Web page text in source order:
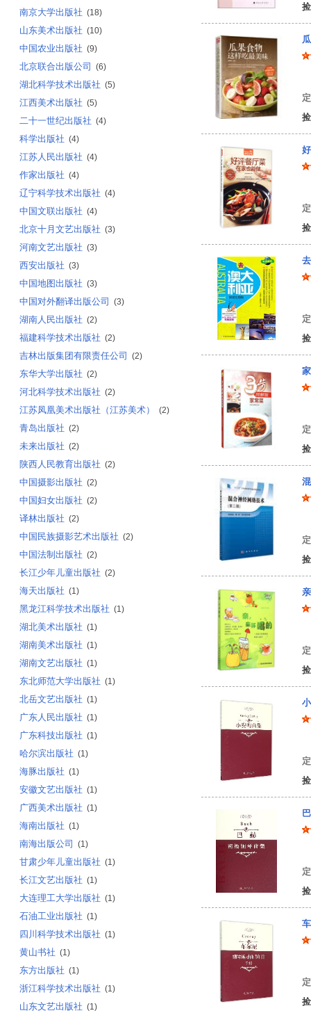
南京大学出版社 (18)
山东美术出版社 (10)
中国农业出版社 (9)
北京联合出版公司 (6)
湖北科学技术出版社 (5)
江西美术出版社 (5)
二十一世纪出版社 (4)
科学出版社 (4)
江苏人民出版社 (4)
作家出版社 (4)
辽宁科学技术出版社 (4)
中国文联出版社 (4)
北京十月文艺出版社 (3)
河南文艺出版社 (3)
西安出版社 (3)
中国地图出版社 (3)
中国对外翻译出版公司 (3)
湖南人民出版社 (2)
福建科学技术出版社 (2)
吉林出版集团有限责任公司 (2)
东华大学出版社 (2)
河北科学技术出版社 (2)
江苏凤凰美术出版社（江苏美术） (2)
青岛出版社 (2)
未来出版社 (2)
陕西人民教育出版社 (2)
中国摄影出版社 (2)
中国妇女出版社 (2)
译林出版社 (2)
中国民族摄影艺术出版社 (2)
中国法制出版社 (2)
长江少年儿童出版社 (2)
海天出版社 (1)
黑龙江科学技术出版社 (1)
湖北美术出版社 (1)
湖南美术出版社 (1)
湖南文艺出版社 (1)
东北师范大学出版社 (1)
北岳文艺出版社 (1)
广东人民出版社 (1)
广东科技出版社 (1)
哈尔滨出版社 (1)
海豚出版社 (1)
安徽文艺出版社 (1)
广西美术出版社 (1)
海南出版社 (1)
南海出版公司 (1)
甘肃少年儿童出版社 (1)
长江文艺出版社 (1)
大连理工大学出版社 (1)
石油工业出版社 (1)
四川科学技术出版社 (1)
黄山书社 (1)
东方出版社 (1)
浙江科学技术出版社 (1)
山东文艺出版社 (1)